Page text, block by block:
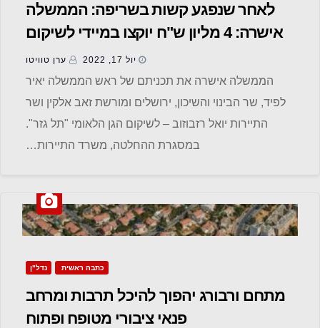
לאחר שנפגע קשות בשריפה: הממשלה
אישרה: 4 מליון ש"ח יוקצו במיידי לשיקום
הגן הלאומי "תל גזר"
יול 17, 2022 ערן טוויטו
הממשלה אישרה את תכניתם של ראש הממשלה יאיר
לפיד, שר הבינוי והשיכון, ירושלים ומורשת זאב אלקין ושר
התיירות יואל רזבוזוב – לשיקום הגן הלאומי "תל גזר".
במסגרת ההחלטה, משרד התיירות…
כתבה ראשית נדל"ן
מתחם ורבורג יהפוך להיכל תרבות ומרחב
פנאי ציבורי מטופח ופתוח